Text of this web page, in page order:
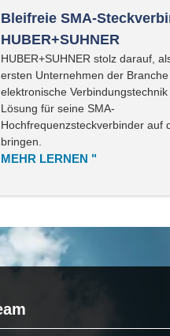
Bleifreie SMA-
HUBER+SUHNER
HUBER+SUHNER stolz darauf,
ersten Unternehmen der
elektronische
Lösung für seine SMA-
Hochfrequenzsteckverbinder auf
bringen.
MEHR LERNEN "